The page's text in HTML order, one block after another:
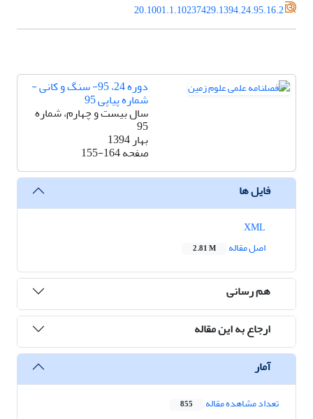
20.1001.1.10237429.1394.24.95.16.2
دوره 24، 95- سنگ و کانی -
شماره پیاپی 95
سال بیست و چهارم، شماره
95
بهار 1394
صفحه155-164
فایل ها
اصل مقاله
2.81 M
هم رسانی
ارجاع به این مقاله
آمار
تعداد مشاهده مقاله 855